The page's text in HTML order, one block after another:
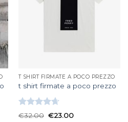
T SHIRT FIRMATE A POCO PREZZO
t shirt firmate a poco prezzo
Valutato
€32.00 €23.00